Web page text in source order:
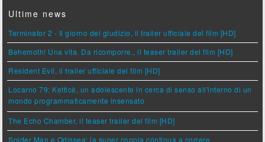
Ultime news
Terminator 2 - Il giorno del giudizio, il trailer ufficiale del film [HD]
Behemoth! Una vita. Da ricomporre., il teaser trailer del film [HD]
Resident Evil, il trailer ufficiale del film [HD]
Locarno 79: Ketticè, un adolescente in cerca di senso all'interno di un
mondo programmaticamente insensato
The Echo Chamber, il teaser trailer del film [HD]
Spider Man e Odissea: la super coppia continua a correre